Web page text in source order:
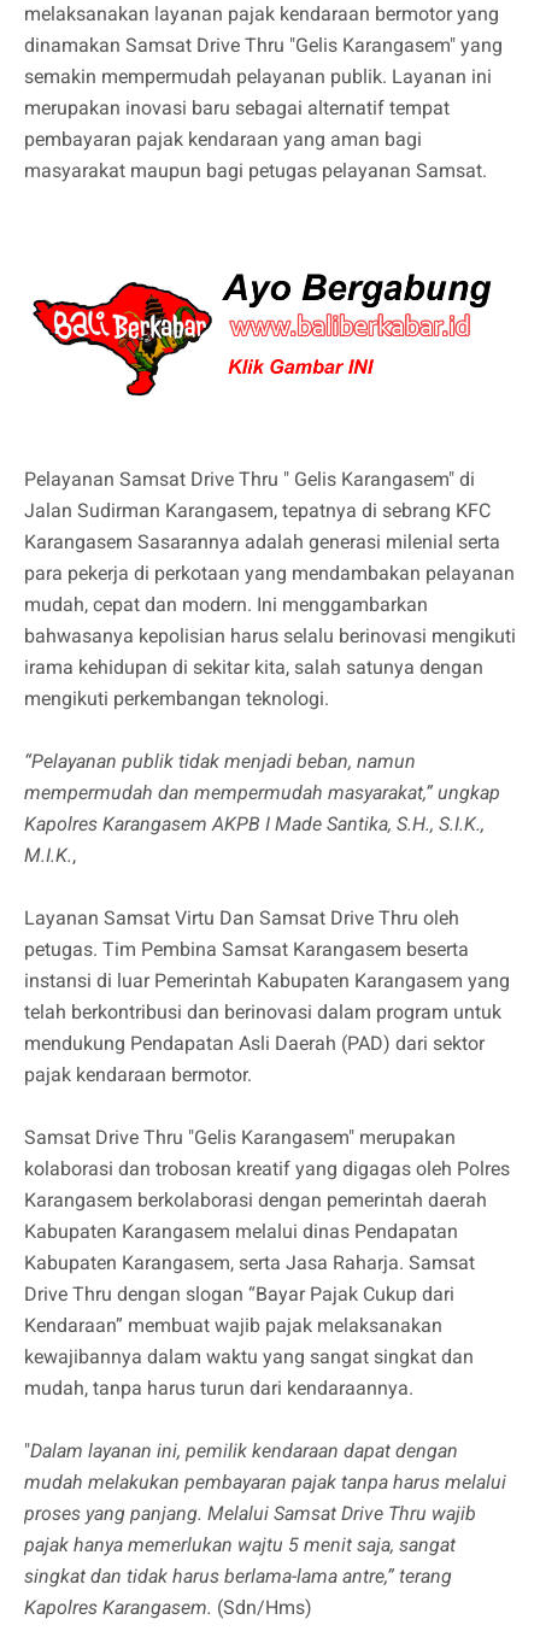
melaksanakan layanan pajak kendaraan bermotor yang
dinamakan Samsat Drive Thru "Gelis Karangasem" yang
semakin mempermudah pelayanan publik. Layanan ini
merupakan inovasi baru sebagai alternatif tempat
pembayaran pajak kendaraan yang aman bagi
masyarakat maupun bagi petugas pelayanan Samsat.
Pelayanan Samsat Drive Thru " Gelis Karangasem" di
Jalan Sudirman Karangasem, tepatnya di sebrang KFC
Karangasem Sasarannya adalah generasi milenial serta
para pekerja di perkotaan yang mendambakan pelayanan
mudah, cepat dan modern. Ini menggambarkan
bahwasanya kepolisian harus selalu berinovasi mengikuti
irama kehidupan di sekitar kita, salah satunya dengan
mengikuti perkembangan teknologi.
“Pelayanan publik tidak menjadi beban, namun
mempermudah dan mempermudah masyarakat,” ungkap
Kapolres Karangasem AKPB I Made Santika, S.H., S.I.K.,
M.I.K.,
Layanan Samsat Virtu Dan Samsat Drive Thru oleh
petugas. Tim Pembina Samsat Karangasem beserta
instansi di luar Pemerintah Kabupaten Karangasem yang
telah berkontribusi dan berinovasi dalam program untuk
mendukung Pendapatan Asli Daerah (PAD) dari sektor
pajak kendaraan bermotor.
Samsat Drive Thru "Gelis Karangasem" merupakan
kolaborasi dan trobosan kreatif yang digagas oleh Polres
Karangasem berkolaborasi dengan pemerintah daerah
Kabupaten Karangasem melalui dinas Pendapatan
Kabupaten Karangasem, serta Jasa Raharja. Samsat
Drive Thru dengan slogan “Bayar Pajak Cukup dari
Kendaraan” membuat wajib pajak melaksanakan
kewajibannya dalam waktu yang sangat singkat dan
mudah, tanpa harus turun dari kendaraannya.
"Dalam layanan ini, pemilik kendaraan dapat dengan
mudah melakukan pembayaran pajak tanpa harus melalui
proses yang panjang. Melalui Samsat Drive Thru wajib
pajak hanya memerlukan wajtu 5 menit saja, sangat
singkat dan tidak harus berlama-lama antre,” terang
Kapolres Karangasem. (Sdn/Hms)